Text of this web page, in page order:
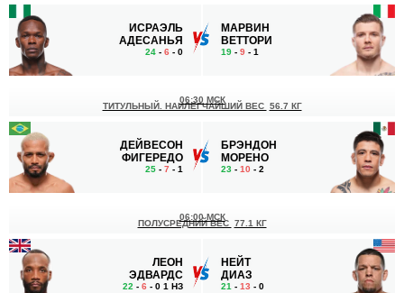
ИСРАЭЛЬ
АДЕСАНЬЯ
24 - 6 - 0
МАРВИН
ВЕТТОРИ
19 - 9 - 1
ДЕЙВЕСОН
ФИГЕРЕДО
25 - 7 - 1
06:30 МСК
ТИТУЛЬНЫЙ. НАИЛЕГЧАЙШИЙ ВЕС 56.7 КГ
БРЭНДОН
МОРЕНО
23 - 10 - 2
ЛЕОН
ЭДВАРДС
22 - 6 - 0 1 НЗ
06:00 МСК
ПОЛУСРЕДНИЙ ВЕС 77.1 КГ
НЕЙТ
ДИАЗ
21 - 13 - 0